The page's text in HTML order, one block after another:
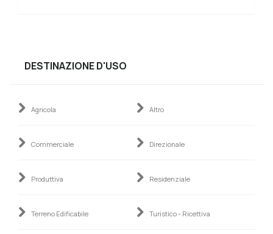
DESTINAZIONE D'USO
Agricola Altro
Commerciale Direzionale
Produttiva Residenziale
Terreno Edificabile Turistico - Ricettiva